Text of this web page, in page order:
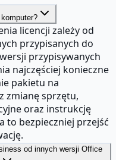
licencji zależy od
przypisanych do
przypisywanych
najczęściej konieczne
pakietu na
zmianę sprzętu,
oraz instrukcję
to bezpieczniej przejść
od innych wersji Office